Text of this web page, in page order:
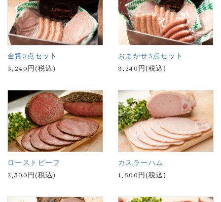
金賞3点セット
3,240円(税込)
おまかせ3点セット
3,240円(税込)
ローストビーフ
2,500円(税込)
カスラーハム
1,600円(税込)